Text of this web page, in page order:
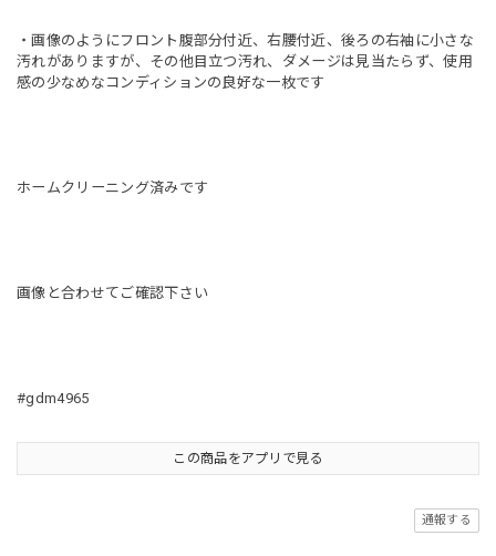
・画像のようにフロント腹部分付近、右腰付近、後ろの右袖に小さな
汚れがありますが、その他目立つ汚れ、ダメージは見当たらず、使用
感の少なめなコンディションの良好な一枚です
ホームクリーニング済みです
画像と合わせてご確認下さい
#gdm4965
この商品をアプリで見る
通報する